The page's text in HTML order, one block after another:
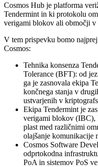
Cosmos Hub je platforma
Tendermint in ki protokolu
verigami blokov ali območji v
V tem prispevku bomo
Cosmos:
Tehnika konsenza
Tolerance (BFT): od
ga je zasnovala ekipa
končnega stanja v
ustvarjenih v
Ekipa Tendermint je
verigami blokov (IBC),
plast med različnimi
olajšanje komunikacije
Cosmos Software
odprtokodna
PoA in sistemov PoS